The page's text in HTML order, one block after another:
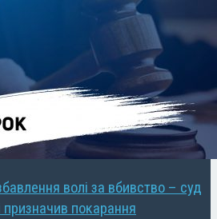
волі за вбивство – суд
призначив покарання